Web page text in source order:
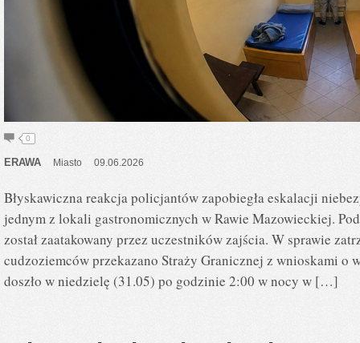
0
ERAWA Miasto 09.06.2026
Błyskawiczna reakcja policjantów zapobiegła eskalacji
jednym z lokali gastronomicznych w Rawie Mazowieckiej.
został zaatakowany przez uczestników zajścia. W sprawie
cudzoziemców przekazano Straży Granicznej z wnioskami o
doszło w niedzielę (31.05) po godzinie 2:00 w nocy w […]